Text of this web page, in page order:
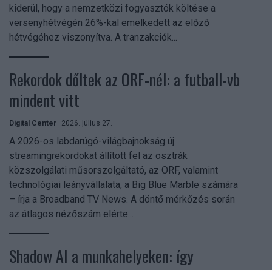
kiderül, hogy a nemzetközi fogyasztók költése a
versenyhétvégén 26%-kal emelkedett az előző
hétvégéhez viszonyítva. A tranzakciók...
Rekordok dőltek az ORF-nél: a futball-vb
mindent vitt
Digital Center 2026. július 27.
A 2026-os labdarúgó-világbajnokság új
streamingrekordokat állított fel az osztrák
közszolgálati műsorszolgáltató, az ORF, valamint
technológiai leányvállalata, a Big Blue Marble számára
– írja a Broadband TV News. A döntő mérkőzés során
az átlagos nézőszám elérte...
Shadow AI a munkahelyeken: így